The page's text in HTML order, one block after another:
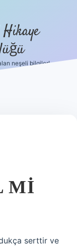
neşeli bilgiler!
MI
serttir ve